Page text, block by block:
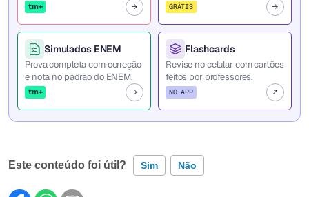
tm+ GRÁTIS
Simulados ENEM
Prova completa com correção
e nota no padrão do ENEM.
tm+
Flashcards
Revise no celular com cartões
feitos por professores.
NO APP
Este conteúdo foi útil? Sim Não